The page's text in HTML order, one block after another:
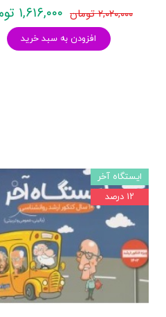
۲,۰۲۰,۰۰۰ تومان ۱,۶۱۶,۰۰۰ تومان
افزودن به سبد خرید
ایستگاه آخر
۱۲ درصد